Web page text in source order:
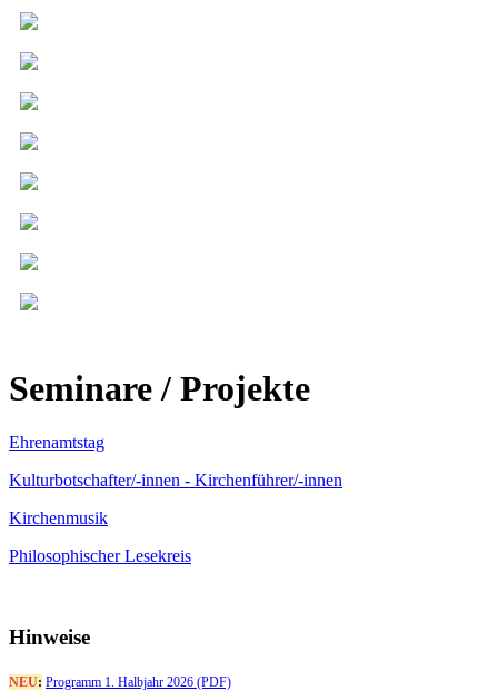
Seminare / Projekte
Ehrenamtstag
Kulturbotschafter/-innen - Kirchenführer/-innen
Kirchenmusik
Philosophischer Lesekreis
Hinweise
NEU: Programm 1. Halbjahr 2026 (PDF)